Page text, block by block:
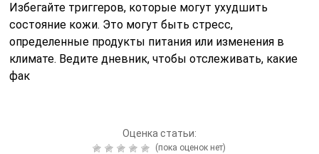
Избегайте триггеров, которые могут ухудшить
состояние кожи. Это могут быть стресс,
определенные продукты питания или изменения в
климате. Ведите дневник, чтобы отслеживать, какие
фак
Оценка статьи:
(пока оценок нет)